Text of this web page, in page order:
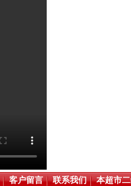
客户留言 联系我们 本超市